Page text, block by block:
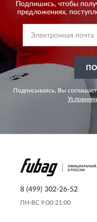
Подпишись, чтобы
предложениях,
Подписываясь, Вы
8 (499) 302-26-52
ПН-ВС 9:00-21:00